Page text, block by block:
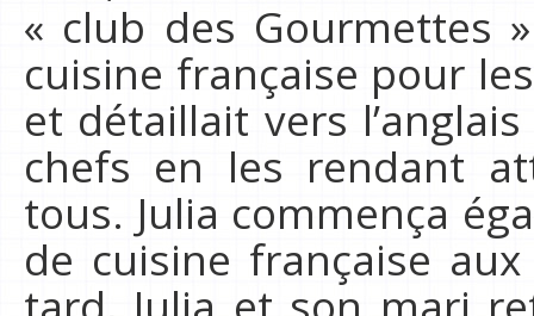
« club des Gourmettes
cuisine française pour
et détaillait vers
chefs en les rendant
tous. Julia commença
de cuisine française